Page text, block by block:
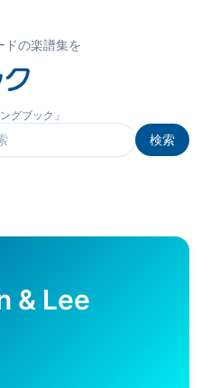
ドの楽譜集を
グブック」
検索
& Lee